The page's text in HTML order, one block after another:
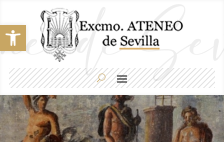
Abrir barra de herramientas